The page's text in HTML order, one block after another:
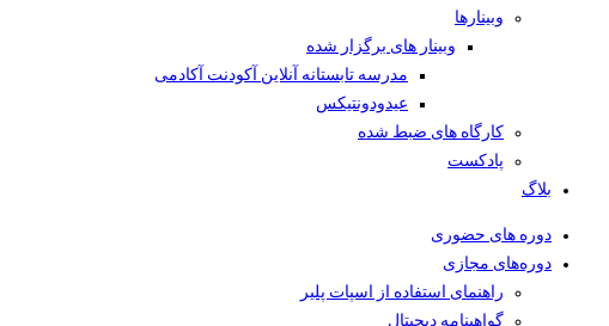
وبینار‌ها
وبینار های برگزار شده
مدرسه تابستانه آنلاین آکودنت آکادمی
عیدودونتیکس
کارگاه های ضبط شده
پادکست
بلاگ
دوره های حضوری
دوره‌های مجازی
راهنمای استفاده از اسپات پلیر
گواهینامه دیجیتال